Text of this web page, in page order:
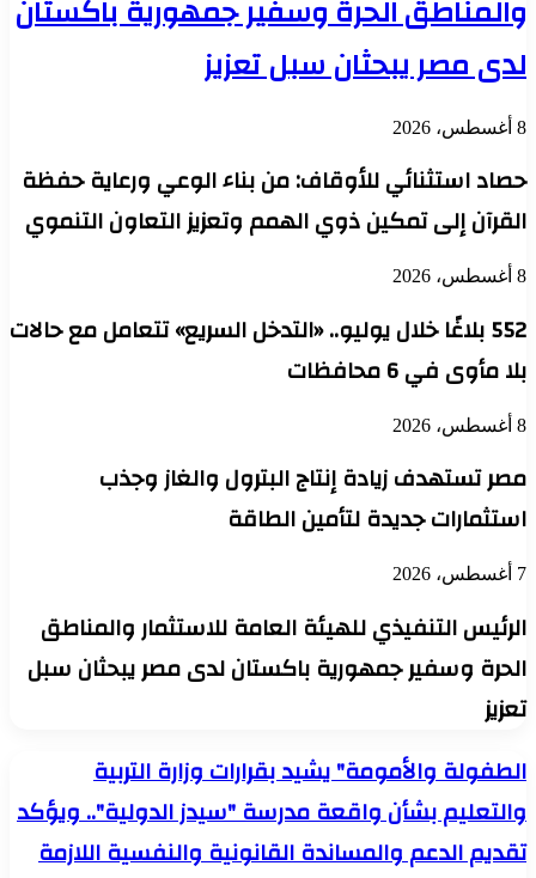
والمناطق الحرة وسفير جمهورية باكستان
لدى مصر يبحثان سبل تعزيز
8 أغسطس، 2026
حصاد استثنائي للأوقاف: من بناء الوعي ورعاية حفظة
القرآن إلى تمكين ذوي الهمم وتعزيز التعاون التنموي
8 أغسطس، 2026
552 بلاغًا خلال يوليو.. «التدخل السريع» تتعامل مع حالات
بلا مأوى في 6 محافظات
8 أغسطس، 2026
مصر تستهدف زيادة إنتاج البترول والغاز وجذب
استثمارات جديدة لتأمين الطاقة
7 أغسطس، 2026
الرئيس التنفيذي للهيئة العامة للاستثمار والمناطق
الحرة وسفير جمهورية باكستان لدى مصر يبحثان سبل
تعزيز
الطفولة
والأمومة"
يشيد
بقرارات
وزارة
الطفولة والأمومة" يشيد بقرارات وزارة التربية
والتعليم بشأن واقعة مدرسة "سيدز الدولية".. ويؤكد
تقديم الدعم والمساندة القانونية والنفسية اللازمة